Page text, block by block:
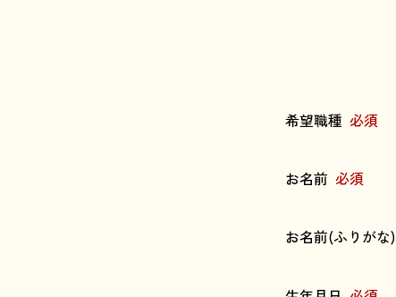
希望職種 必須
お名前 必須
お名前(ふりがな)